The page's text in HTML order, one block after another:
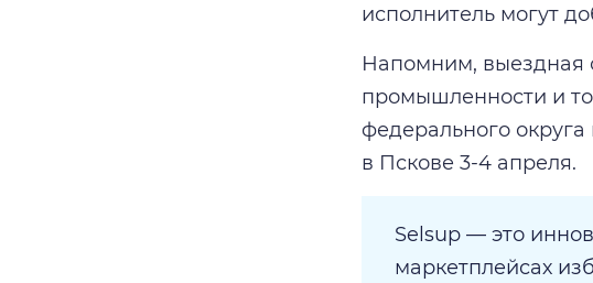
исполнитель могут
Напомним, выездная
промышленности и
федерального
в Пскове 3-4 апреля.
Selsup — это
маркетплейсах